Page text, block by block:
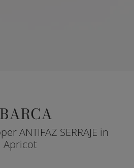
ANTIFAZ SERRAJE in
Apricot